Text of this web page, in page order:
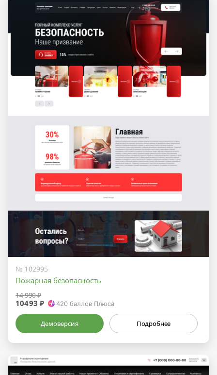
№ 102995
Пожарная безопасность
14 990 ₽
10493 ₽ 420 баллов Плюса
Демоверсия Подробнее